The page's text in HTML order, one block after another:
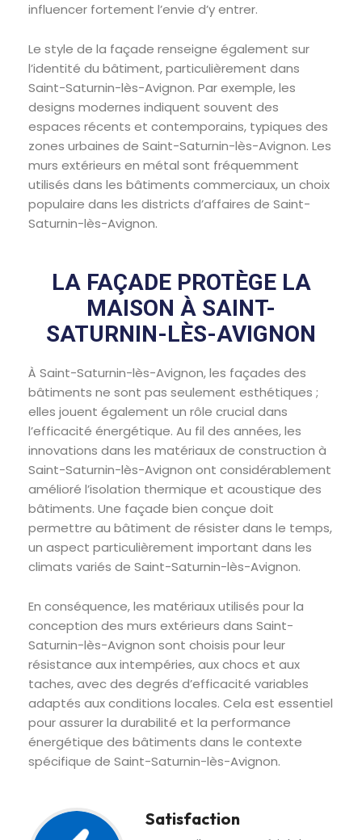
influencer fortement l’envie d’y entrer.
Le style de la façade renseigne également sur
l’identité du bâtiment, particulièrement dans
Saint-Saturnin-lès-Avignon. Par exemple, les
designs modernes indiquent souvent des
espaces récents et contemporains, typiques des
zones urbaines de Saint-Saturnin-lès-Avignon. Les
murs extérieurs en métal sont fréquemment
utilisés dans les bâtiments commerciaux, un choix
populaire dans les districts d’affaires de Saint-
Saturnin-lès-Avignon.
LA FAÇADE PROTÈGE LA
MAISON À SAINT-
SATURNIN-LÈS-AVIGNON
À Saint-Saturnin-lès-Avignon, les façades des
bâtiments ne sont pas seulement esthétiques ;
elles jouent également un rôle crucial dans
l’efficacité énergétique. Au fil des années, les
innovations dans les matériaux de construction à
Saint-Saturnin-lès-Avignon ont considérablement
amélioré l’isolation thermique et acoustique des
bâtiments. Une façade bien conçue doit
permettre au bâtiment de résister dans le temps,
un aspect particulièrement important dans les
climats variés de Saint-Saturnin-lès-Avignon.
En conséquence, les matériaux utilisés pour la
conception des murs extérieurs dans Saint-
Saturnin-lès-Avignon sont choisis pour leur
résistance aux intempéries, aux chocs et aux
taches, avec des degrés d’efficacité variables
adaptés aux conditions locales. Cela est essentiel
pour assurer la durabilité et la performance
énergétique des bâtiments dans le contexte
spécifique de Saint-Saturnin-lès-Avignon.
Satisfaction